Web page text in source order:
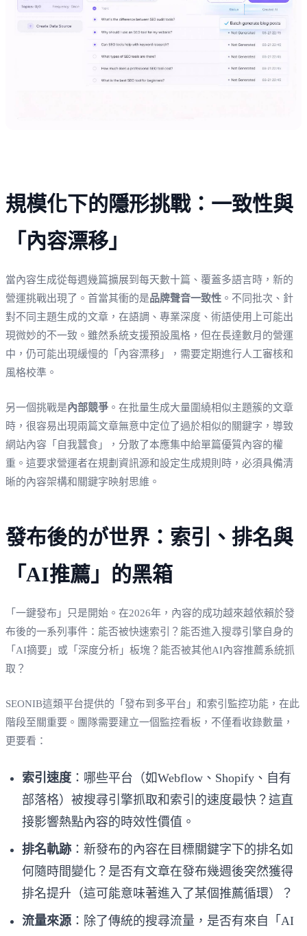
規模化下的隱形挑戰：一致性與
「內容漂移」
當內容生成從每週幾篇擴展到每天數十篇、覆蓋多語言時，新的
營運挑戰出現了。首當其衝的是品牌聲音一致性 。不同批次、針
對不同主題生成的文章，在語調、專業深度、術語使用上可能出
現微妙的不一致。雖然系統支援預設風格，但在長達數月的營運
中，仍可能出現緩慢的「內容漂移」，需要定期進行人工審核和
風格校準。
另一個挑戰是內部競爭 。在批量生成大量圍繞相似主題簇的文章
時，很容易出現兩篇文章無意中定位了過於相似的關鍵字，導致
網站內容「自我蠶食」，分散了本應集中給單篇優質內容的權
重。這要求營運者在規劃資訊源和設定生成規則時，必須具備清
晰的內容架構和關鍵字映射思維。
發布後的が世界：索引、排名與
「AI推薦」的黑箱
「一鍵發布」只是開始。在2026年，內容的成功越來越依賴於發
布後的一系列事件：能否被快速索引？能否進入搜尋引擎自身的
「AI摘要」或「深度分析」板塊？能否被其他AI內容推薦系統抓
取？
SEONIB這類平台提供的「發布到多平台」和索引監控功能，在此
階段至關重要。團隊需要建立一個監控看板，不僅看收錄數量，
更要看：
索引速度 ：哪些平台（如Webflow、Shopify、自有
部落格）被搜尋引擎抓取和索引的速度最快？這直
接影響熱點內容的時效性價值。
排名軌跡：新發布的內容在目標關鍵字下的排名如
何隨時間變化？是否有文章在發布幾週後突然獲得
排名提升（這可能意味著進入了某個推薦循環）？
流量來源 ：除了傳統的搜尋流量，是否有來自「AI